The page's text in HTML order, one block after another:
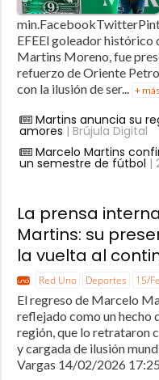
EFEEl goleador histórico
Martins Moreno, fue
refuerzo de Oriente
con la ilusión de ser... + más
Martins anuncia su
amores | Brújula Digital
Marcelo Martins
un semestre de fútbol |
La prensa
Martins: su
la vuelta al
Red Uno Deportes 15/
El regreso de Marcelo
reflejado como un hecho
región, que lo retrataron
y cargada de ilusión
Vargas 14/02/2026